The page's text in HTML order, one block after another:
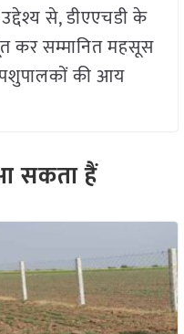
उद्देश्य से, डीएएचडी के
कर सम्मानित महसूस
पशुपालकों की आय
सकता हैं